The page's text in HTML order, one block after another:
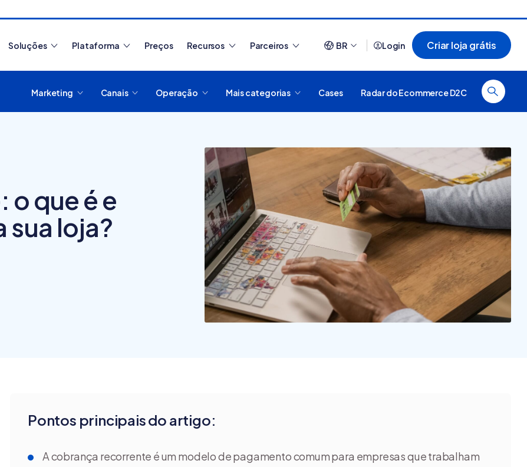
Soluções Plataforma Preços Recursos
Como migrar de plataforma de e-commerce?
O que é plataforma digital,
como funciona e quais são
tipos? [guia]
Parceiros BR Login Criar loja grátis
Marketing Canais Operação Mais categorias Cases Radar do Ecommerce D2C
que é e
sua loja?
Pontos principais do artigo:
A cobrança recorrente é um modelo de pagamento comum para empresas que trabalham